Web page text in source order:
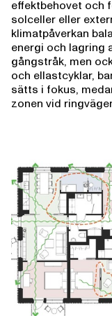
effektbehovet och
solceller eller
klimatpåverkan
energi och lagring
gångstråk, men
och ellastcyklar,
sätts i fokus,
zonen vid